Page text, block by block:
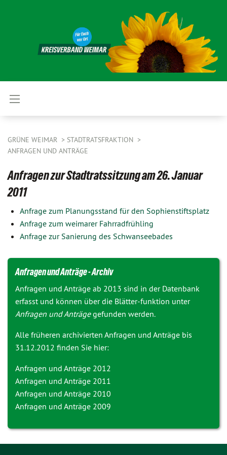
GRÜNE WEIMAR
STADTRATSFRAKTION
ANFRAGEN UND ANTRÄGE
Anfragen zur Stadtratssitzung am 26. Januar
2011
Anfrage zum Planungsstand für den Sophienstiftsplatz
Anfrage zum weimarer Fahrradfrühling
Anfrage zur Sanierung des Schwanseebades
Anfragen und Anträge - Archiv
Anfragen und Anträge ab 2013 sind in der Datenbank
erfasst und können über die Blätter-funktion unter
Anfragen und Anträgegefunden werden.
Alle früheren archivierten Anfragen und Anträge bis
31.12.2012 finden Sie hier:
Anfragen und Anträge 2012
Anfragen und Anträge 2011
Anfragen und Anträge 2010
Anfragen und Anträge 2009